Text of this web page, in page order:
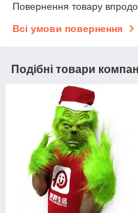
Повернення товару
Всі умови повернення
Подібні товари